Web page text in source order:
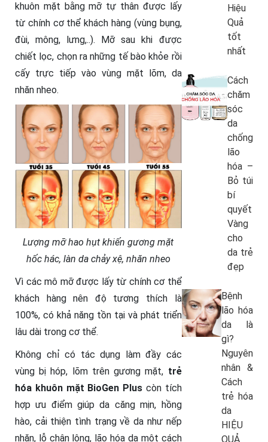
khuôn mặt bằng mỡ tự thân được lấy
từ chính cơ thể khách hàng (vùng bụng,
đùi, mông, lưng,..). Mỡ sau khi được
chiết lọc, chọn ra những tế bào khỏe rồi
cấy trực tiếp vào vùng mặt lõm, da
nhăn nheo.
Lượng mỡ hao hụt khiến gương mặt
hốc hác, làn da chảy xệ, nhăn nheo
Vì các mô mỡ được lấy từ chính cơ thể
khách hàng nên độ tương thích là
100%, có khả năng tồn tại và phát triển
lâu dài trong cơ thể.
Không chỉ có tác dụng làm đầy các
vùng bị hóp, lõm trên gương mặt, trẻ
hóa khuôn mặt BioGen Plus còn tích
hợp ưu điểm giúp da căng mịn, hồng
hào, cải thiện tình trạng về da như nếp
nhăn, lỗ chân lông, lão hóa da một cách
Hiệu
Quả
tốt
nhất
Cách
chăm
sóc
da
chống
lão
hóa –
Bỏ túi
bí
quyết
Vàng
cho
da trẻ
đẹp
Bệnh
lão hóa
da là
gì?
Nguyên
nhân &
Cách
trẻ hóa
da
HIỆU
QUẢ